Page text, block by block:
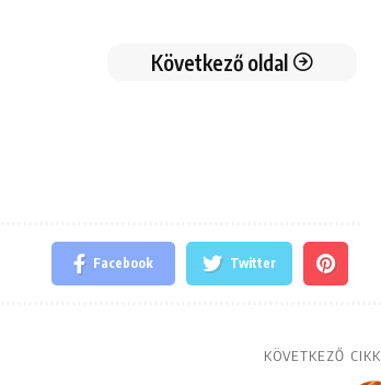
Következő oldal
Facebook Twitter
KÖVETKEZŐ CIKK